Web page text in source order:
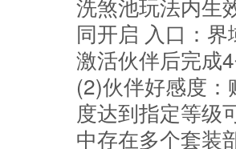
洗煞池玩法内生
同开启 入口：
激活伙伴后完成
(2)伙伴好感度
度达到指定等级
中存在多个套装